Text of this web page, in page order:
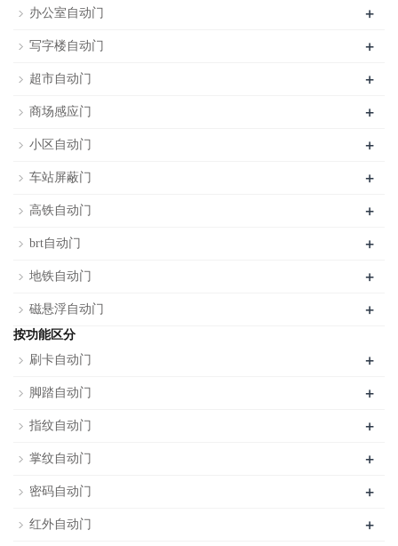
办公室自动门 +
写字楼自动门 +
超市自动门 +
商场感应门 +
小区自动门 +
车站屏蔽门 +
高铁自动门 +
brt自动门 +
地铁自动门 +
磁悬浮自动门 +
按功能区分
刷卡自动门
+
脚踏自动门 +
指纹自动门 +
掌纹自动门 +
密码自动门 +
红外自动门 +